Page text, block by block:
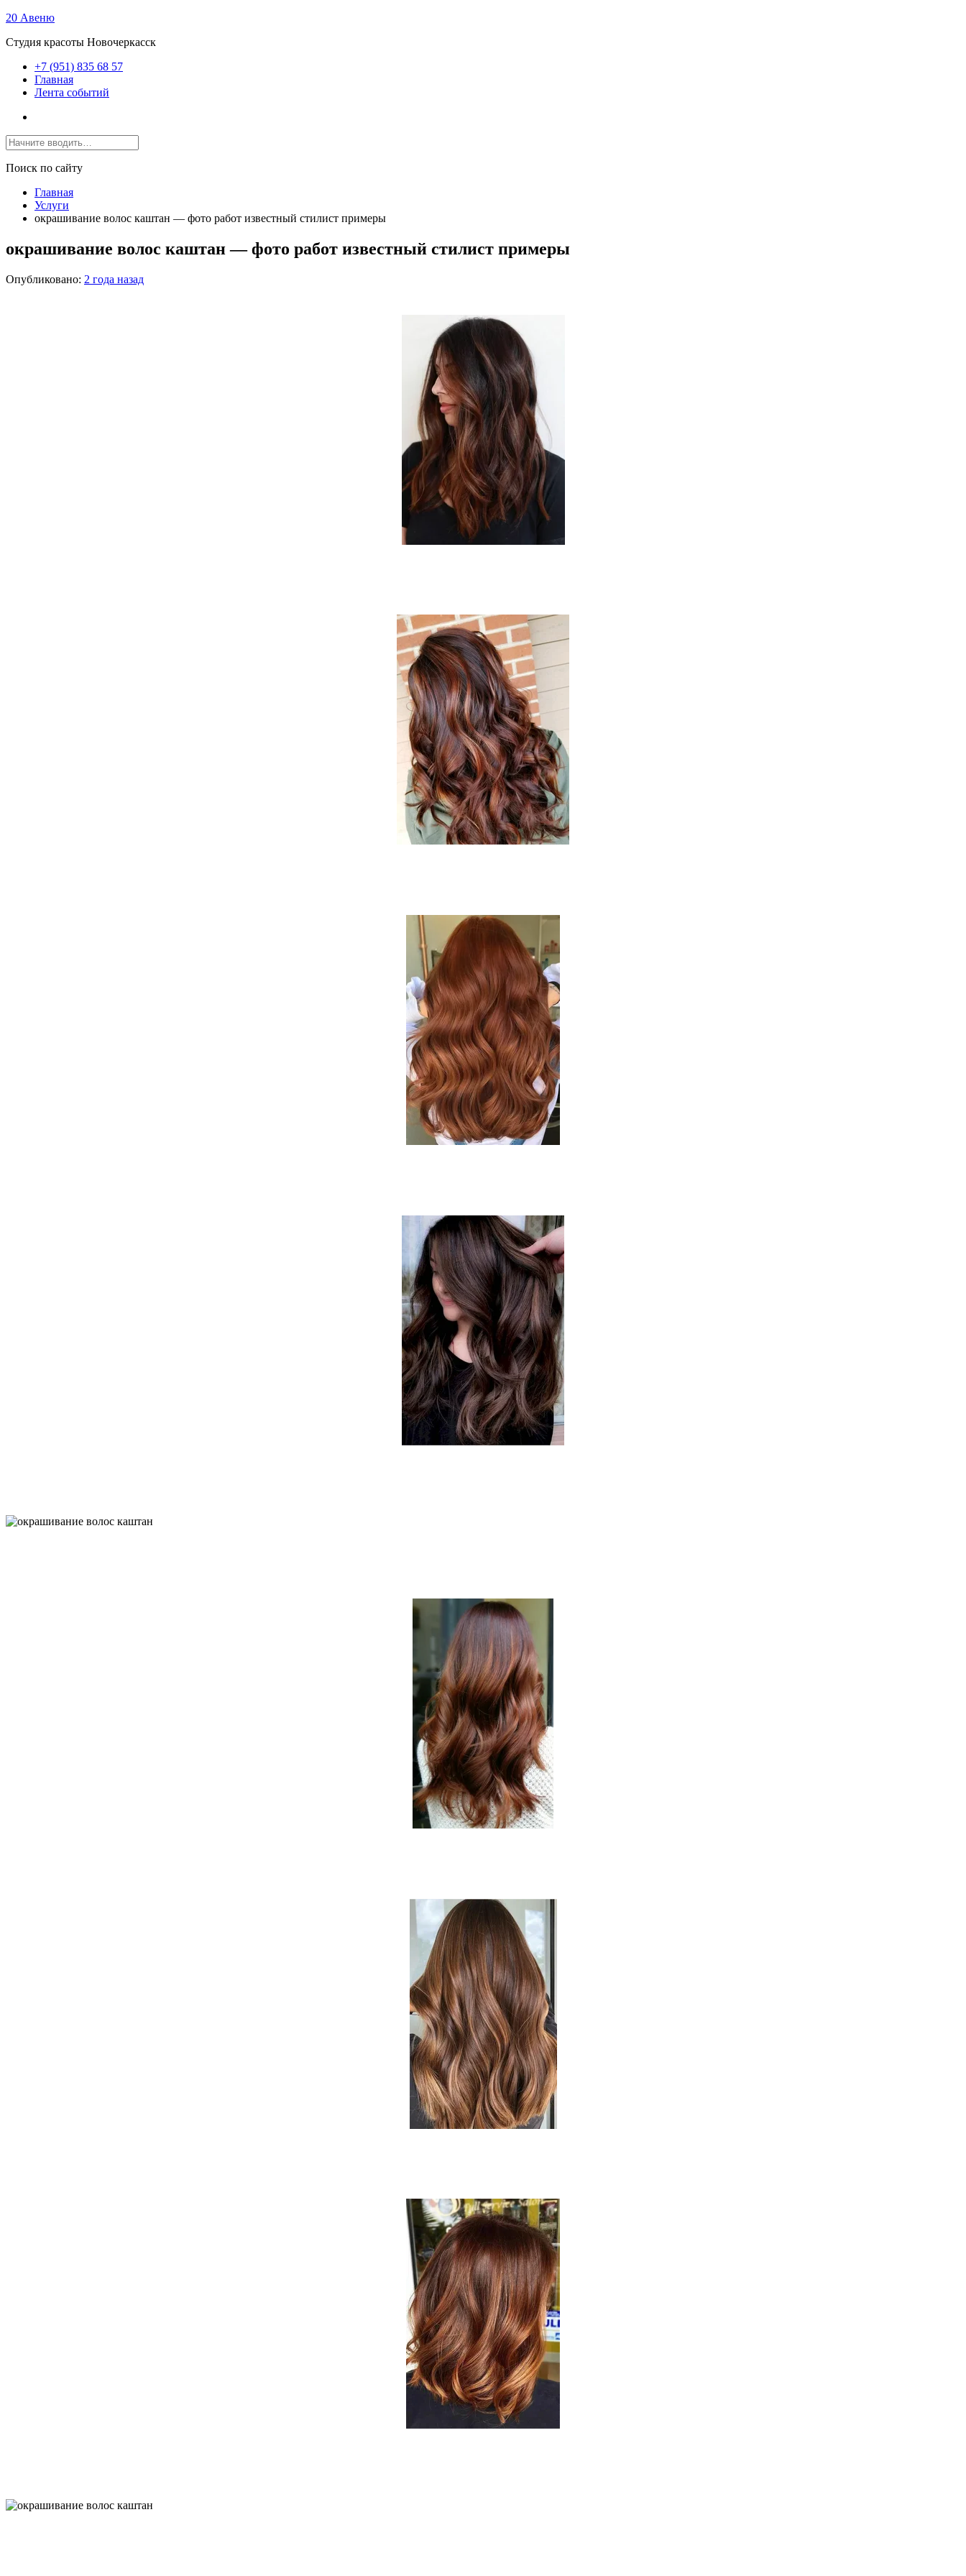
20 Авеню
Студия красоты Новочеркасск
+7 (951) 835 68 57
Главная
Лента событий
Поиск по сайту
Главная
Услуги
окрашивание волос каштан — фото работ известный стилист примеры
окрашивание волос каштан — фото работ известный стилист примеры
Опубликовано: 2 года назад